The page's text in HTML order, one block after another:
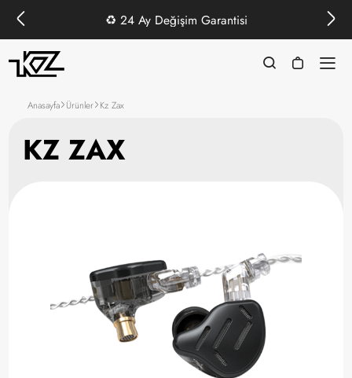
♻️ 24 Ay Değişim Garantisi
Anasayfa Ürünler Kz Zax
KZ ZAX